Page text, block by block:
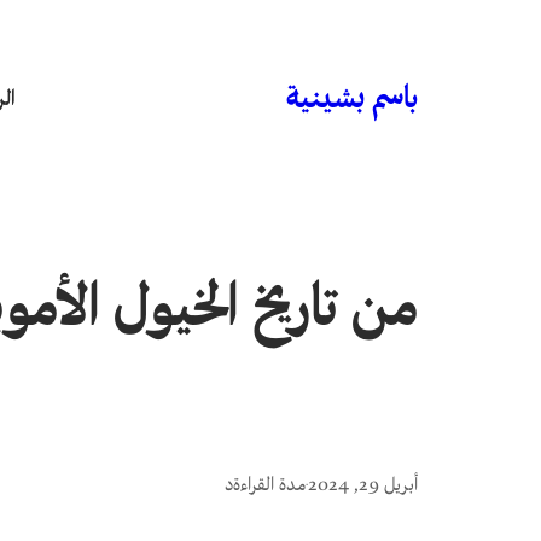
باسم بشينية
من تاريخ الخيول
أبريل 29, 2024 •مدة القراءةد